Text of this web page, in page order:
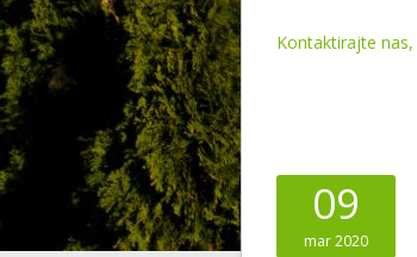
Kontaktirajte nas,
09
mar 2020